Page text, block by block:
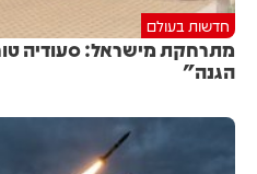
חדשות בעולם
מתרחקת מישראל: סעודיה
הגנה"